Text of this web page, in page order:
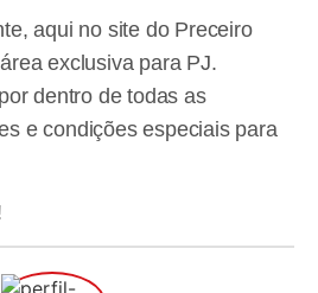
aqui no site do Preceiro
exclusiva para PJ.
dentro de todas as
e condições especiais para